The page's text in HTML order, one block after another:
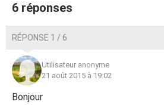
6 réponses
RÉPONSE 1 / 6
Utilisateur anonyme
21 août 2015 à 19:02
Bonjour